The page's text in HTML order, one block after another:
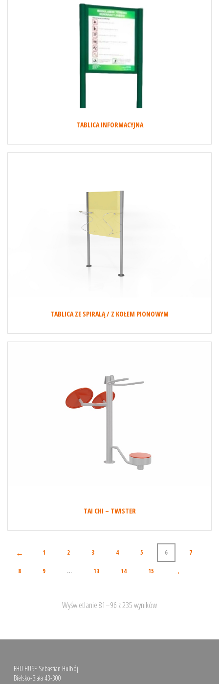
TABLICA INFORMACYJNA
TABLICA ZE SPIRALĄ / Z KOŁEM PIONOWYM
TAI CHI – TWISTER
← 1 2 3 4 5 6 7
8 9 … 13 14 15 →
Wyświetlanie 81–96 z 235 wyników
FHU HUSE Sebastian Hulbój
Bielsko-Biała 43-300